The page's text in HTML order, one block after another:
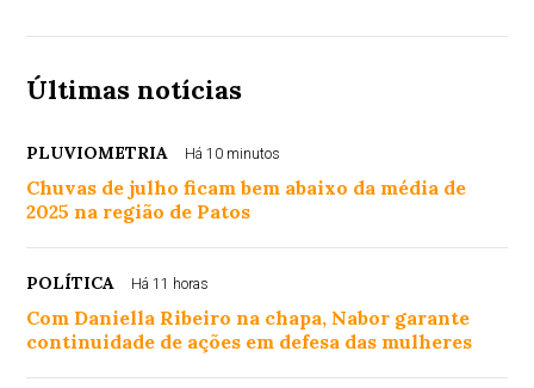
Últimas notícias
PLUVIOMETRIA Há 10 minutos
Chuvas de julho ficam bem abaixo da média de
2025 na região de Patos
POLÍTICA Há 11 horas
Com Daniella Ribeiro na chapa, Nabor garante
continuidade de ações em defesa das mulheres